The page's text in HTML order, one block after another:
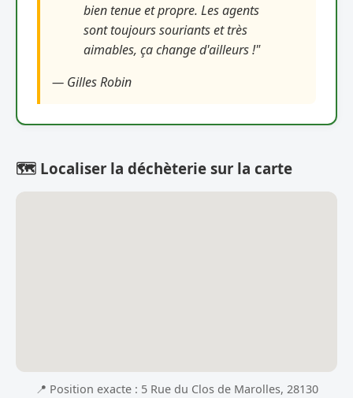
bien tenue et propre. Les agents
sont toujours souriants et très
aimables, ça change d'ailleurs !"
— Gilles Robin
🗺️ Localiser la déchèterie sur la carte
📍 Position exacte : 5 Rue du Clos de Marolles, 28130